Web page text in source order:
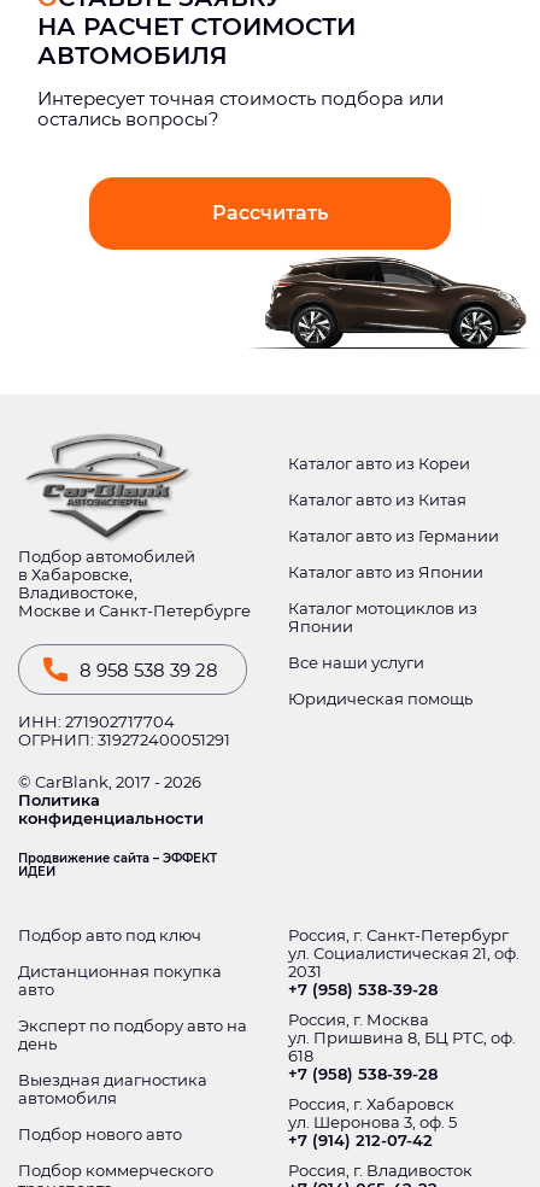
НА РАСЧЕТ СТОИМОСТИ
АВТОМОБИЛЯ
Интерeсует точная стоимость подбора или
остались вопросы?
Рассчитать
Подбор автомобилей
в Хабаровске,
Владивостоке,
Москве и Санкт-Петербурге
8 958 538 39 28
ИНН: 271902717704
ОГРНИП: 319272400051291
© CarBlank, 2017 - 2026
Политика
конфиденциальности
Продвижение сайта – ЭФФЕКТ
ИДЕИ
Каталог авто из Кореи
Каталог авто из Китая
Каталог авто из Германии
Каталог авто из Японии
Каталог мотоциклов из
Японии
Все наши услуги
Юридическая помощь
Подбор авто под ключ
Дистанционная покупка
авто
Эксперт по подбору авто на
день
Выездная диагностика
автомобиля
Подбор нового авто
Подбор коммерческого
Россия, г. Санкт-Петербург
ул. Социалистическая 21, оф.
2031
+7 (958) 538-39-28
Россия, г. Москва
ул. Пришвина 8, БЦ РТС, оф.
618
+7 (958) 538-39-28
Россия, г. Хабаровск
ул. Шеронова 3, оф. 5
+7 (914) 212-07-42
Россия, г. Владивосток